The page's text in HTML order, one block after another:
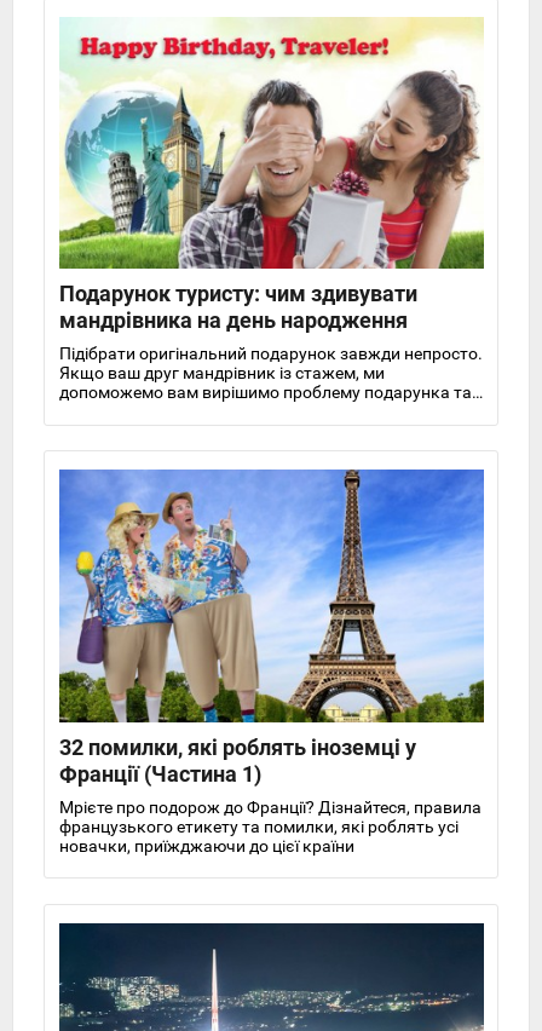
Подарунок туристу: чим здивувати
мандрівника на день народження
Підібрати оригінальний подарунок завжди непросто.
Якщо ваш друг мандрівник із стажем, ми
допоможемо вам вирішимо проблему подарунка та
32 помилки, які роблять іноземці у
Франції (Частина 1)
Мрієте про подорож до Франції? Дізнайтеся, правила
французького етикету та помилки, які роблять усі
новачки, приїжджаючи до цієї країни